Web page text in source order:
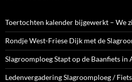
Toertochten kalender bijgewerkt – We
Rondje West-Friese Dijk met de
Slagroomploeg Stapt op de Baanfiets in
Ledenvergadering Slagroomploeg /